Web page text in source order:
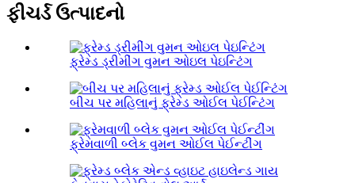
ફીચર્ડ ઉત્પાદનો
ફ્રેમ્ડ ડ્રીમીંગ વુમન ઓઇલ પેઇન્ટિંગ
બીચ પર મહિલાનું ફ્રેમ્ડ ઓઈલ પેઈન્ટિંગ
ફ્રેમવાળી બ્લેક વુમન ઓઈલ પેઈન્ટીંગ